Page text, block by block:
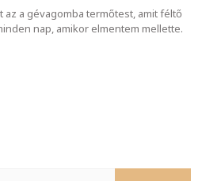
a gévagomba termőtest, amit féltő
nap, amikor elmentem mellette.